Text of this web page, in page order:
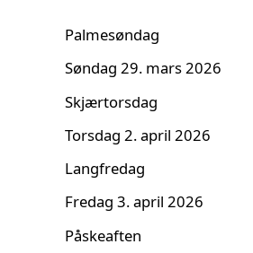
Palmesøndag
Søndag 29. mars 2026
Skjærtorsdag
Torsdag 2. april 2026
Langfredag
Fredag 3. april 2026
Påskeaften